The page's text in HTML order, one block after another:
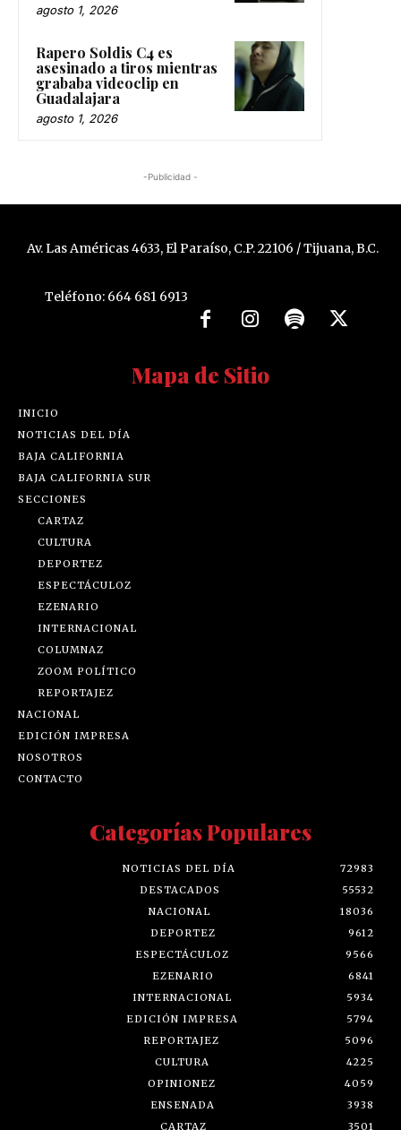
agosto 1, 2026
Rapero Soldis C4 es
asesinado a tiros mientras
grababa videoclip en
Guadalajara
agosto 1, 2026
-Publicidad -
Av. Las Américas 4633, El Paraíso, C.P. 22106 / Tijuana, B.C.
Teléfono: 664 681 6913
Mapa de Sitio
INICIO
NOTICIAS DEL DÍA
BAJA CALIFORNIA
BAJA CALIFORNIA SUR
SECCIONES
CARTAZ
CULTURA
DEPORTEZ
ESPECTÁCULOZ
EZENARIO
INTERNACIONAL
COLUMNAZ
ZOOM POLÍTICO
REPORTAJEZ
NACIONAL
EDICIÓN IMPRESA
NOSOTROS
CONTACTO
Categorías Populares
NOTICIAS DEL DÍA
72983
DESTACADOS
55532
NACIONAL
18036
DEPORTEZ
9612
ESPECTÁCULOZ
9566
EZENARIO
6841
INTERNACIONAL
5934
EDICIÓN IMPRESA
5794
REPORTAJEZ
5096
CULTURA
4225
OPINIONEZ
4059
ENSENADA
3938
CARTAZ
3501